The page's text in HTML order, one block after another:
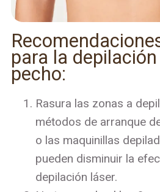
para la
pecho:
Rasura las zonas a
métodos de arranque
o las maquinillas
pueden disminuir la
depilación láser.